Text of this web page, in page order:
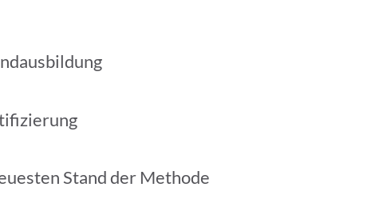
Stand der Methode